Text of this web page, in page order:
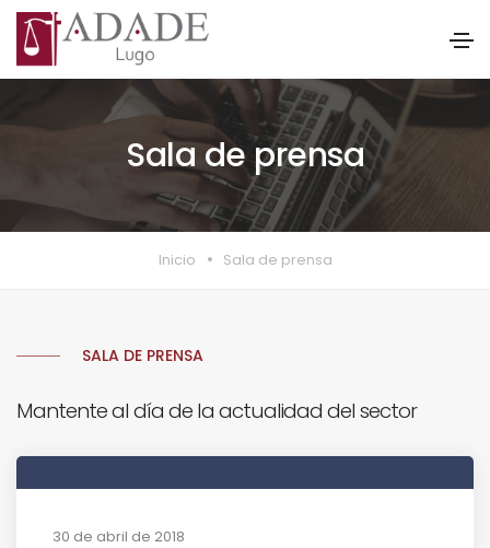
Sala de prensa
Inicio Sala de prensa
SALA DE PRENSA
Mantente al día de la actualidad del sector
30 de abril de 2018